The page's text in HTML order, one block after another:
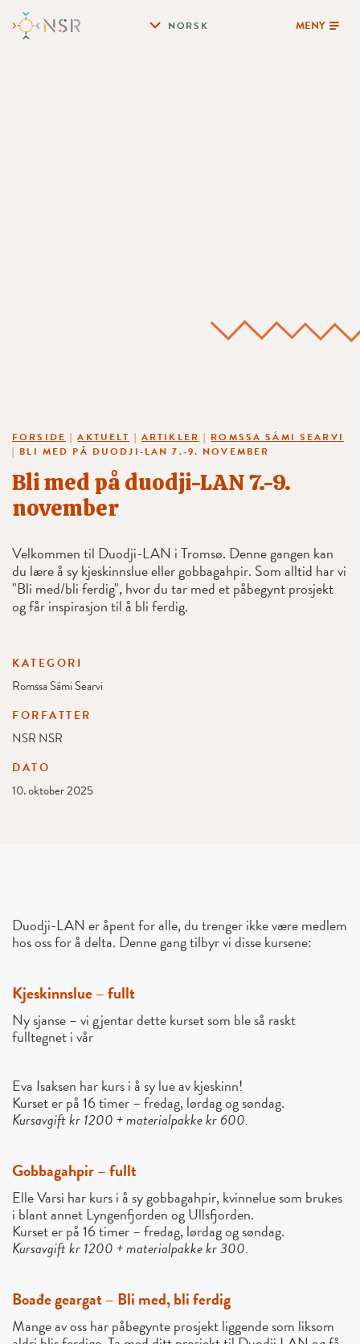
NORSK MENY
FORSIDE |AKTUELT | ARTIKLER | ROMSSA SÁMI SEARVI
| BLI MED PÅ DUODJI-LAN 7.-9. NOVEMBER
Bli med på duodji-LAN 7.-9.
november
Velkommen til Duodji-LAN i Tromsø. Denne gangen kan
du lære å sy kjeskinnslue eller gobbagahpir. Som alltid har vi
"Bli med/bli ferdig", hvor du tar med et påbegynt prosjekt
og får inspirasjon til å bli ferdig.
KATEGORI
Romssa Sámi Searvi
FORFATTER
NSR NSR
DATO
10. oktober 2025
Duodji-LAN er åpent for alle, du trenger ikke være medlem
hos oss for å delta. Denne gang tilbyr vi disse kursene:
Kjeskinnslue – fullt
Ny sjanse – vi gjentar dette kurset som ble så raskt
fulltegnet i vår
Eva Isaksen har kurs i å sy lue av kjeskinn!
Kurset er på 16 timer – fredag, lørdag og søndag.
Kursavgift kr 1200 + materialpakke kr 600.
Gobbagahpir – fullt
Elle Varsi har kurs i å sy gobbagahpir, kvinnelue som brukes
i blant annet Lyngenfjorden og Ullsfjorden.
Kurset er på 16 timer – fredag, lørdag og søndag.
Kursavgift kr 1200 + materialpakke kr 300.
Boađe geargat – Bli med, bli ferdig
Mange av oss har påbegynte prosjekt liggende som liksom